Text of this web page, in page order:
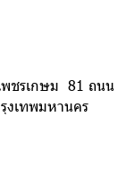
ชรเกษม 81 ถนน
เทพมหานคร